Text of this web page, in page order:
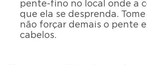
pente-fino no local onde a
que ela se desprenda.
não forçar demais o pente
cabelos.